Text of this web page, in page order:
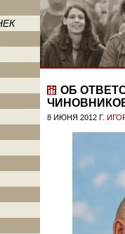
ОБ
8 ИЮНЯ 2012 Г.